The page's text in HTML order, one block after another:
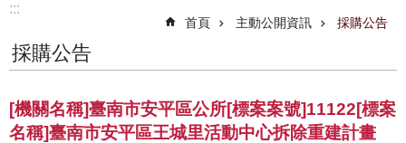
:::
首頁 主動公開資訊 採購公告
採購公告
[機關名稱]臺南市安平區公所[標案案號]11122[標案
名稱]臺南市安平區王城里活動中心拆除重建計畫